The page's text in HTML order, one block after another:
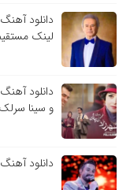
دانلود
لینک
دانلود
و سینا سرلک
دانلود